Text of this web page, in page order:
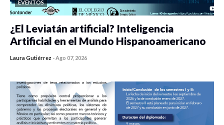
EVENTOS
¿El Leviatán artificial? Inteligencia
Artificial en el Mundo Hispanoamericano
Laura Gutiérrez -Ago 07, 2026